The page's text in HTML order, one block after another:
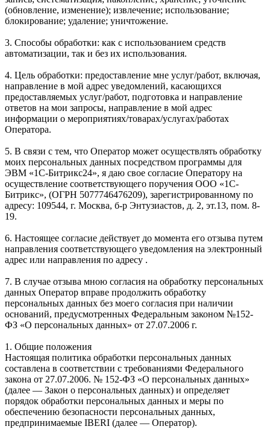
(обновление, изменение); извлечение; использование;
блокирование; удаление; уничтожение.
3. Способы обработки: как с использованием средств
автоматизации, так и без их использования.
4. Цель обработки: предоставление мне услуг/работ, включая,
направление в мой адрес уведомлений, касающихся
предоставляемых услуг/работ, подготовка и направление
ответов на мои запросы, направление в мой адрес
информации о мероприятиях/товарах/услугах/работах
Оператора.
5. В связи с тем, что Оператор может осуществлять обработку
моих персональных данных посредством программы для
ЭВМ «1С-Битрикс24», я даю свое согласие Оператору на
осуществление соответствующего поручения ООО «1С-
Битрикс», (ОГРН 5077746476209), зарегистрированному по
адресу: 109544, г. Москва, б-р Энтузиастов, д. 2, эт.13, пом. 8-
19.
6. Настоящее согласие действует до момента его отзыва путем
направления соответствующего уведомления на электронный
адрес или направления по адресу .
7. В случае отзыва мною согласия на обработку персональных
данных Оператор вправе продолжить обработку
персональных данных без моего согласия при наличии
оснований, предусмотренных Федеральным законом №152-
ФЗ «О персональных данных» от 27.07.2006 г.
1. Общие положения
Настоящая политика обработки персональных данных
составлена в соответствии с требованиями Федерального
закона от 27.07.2006. № 152-ФЗ «О персональных данных»
(далее — Закон о персональных данных) и определяет
порядок обработки персональных данных и меры по
обеспечению безопасности персональных данных,
предпринимаемые IBERI (далее — Оператор).